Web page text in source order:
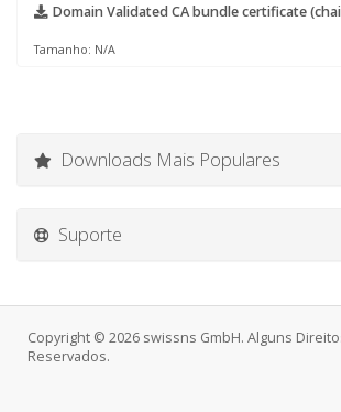
Domain Validated CA bundle certificate
Tamanho: N/A
Downloads Mais Populares
Suporte
Copyright © 2026 swissns GmbH. Alguns
Reservados.